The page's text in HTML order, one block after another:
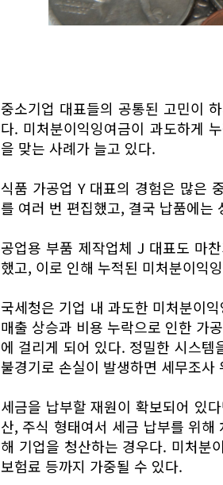
중소기업 대표들의 공통된 고민이
다. 미처분이익잉여금이 과도하게
을 맞는 사례가 늘고 있다.
식품 가공업 Y 대표의 경험은 많은
를 여러 번 편집했고, 결국 납품에는
공업용 부품 제작업체 J 대표도 마
했고, 이로 인해 누적된 미처분이익
국세청은 기업 내 과도한 미처분이
매출 상승과 비용 누락으로 인한 가
에 걸리게 되어 있다. 정밀한 시스
불경기로 손실이 발생하면 세무조사
세금을 납부할 재원이 확보되어 있
산, 주식 형태여서 세금 납부를 위
해 기업을 청산하는 경우다. 미처분
보험료 등까지 가중될 수 있다.